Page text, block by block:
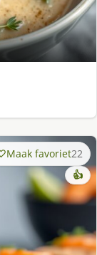
Maak favoriet22
👍